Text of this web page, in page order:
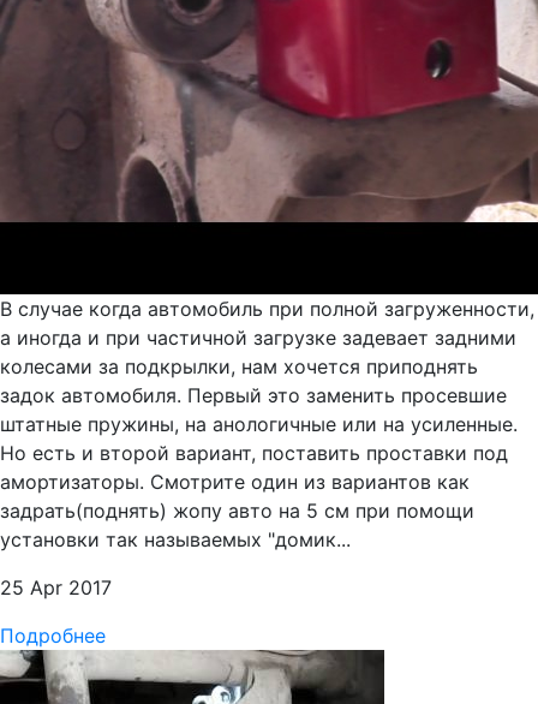
В случае когда автомобиль при полной загруженности,
а иногда и при частичной загрузке задевает задними
колесами за подкрылки, нам хочется приподнять
задок автомобиля. Первый это заменить просевшие
штатные пружины, на анологичные или на усиленные.
Но есть и второй вариант, поставить проставки под
амортизаторы. Смотрите один из вариантов как
задрать(поднять) жопу авто на 5 см при помощи
установки так называемых "домик...
25 Apr 2017
Подробнее